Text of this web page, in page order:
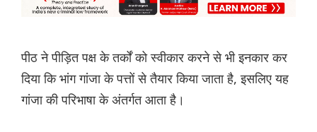
पीठ ने पीड़ित पक्ष के तर्कों को स्वीकार करने से भी इनकार कर
दिया कि भांग गांजा के पत्तों से तैयार किया जाता है, इसलिए यह
गांजा की परिभाषा के अंतर्गत आता है।